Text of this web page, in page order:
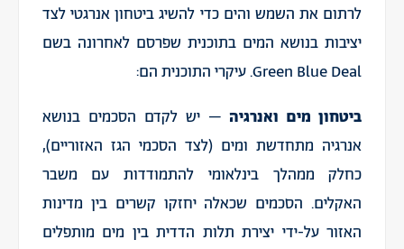
לרתום את השמש והים כדי להשיג ביטחון אנרגטי לצד
יציבות בנושא המים בתוכנית שפרסם לאחרונה בשם
Green Blue Deal. עיקרי התוכנית הם:
ביטחון מים ואנרגיה – יש לקדם הסכמים בנושא
אנרגיה מתחדשת ומים (לצד הסכמי הגז האזוריים),
כחלק ממהלך בינלאומי להתמודדות עם משבר
האקלים. הסכמים שכאלה יחזקו קשרים בין מדינות
האזור על-ידי יצירת תלות הדדית בין מים מותפלים